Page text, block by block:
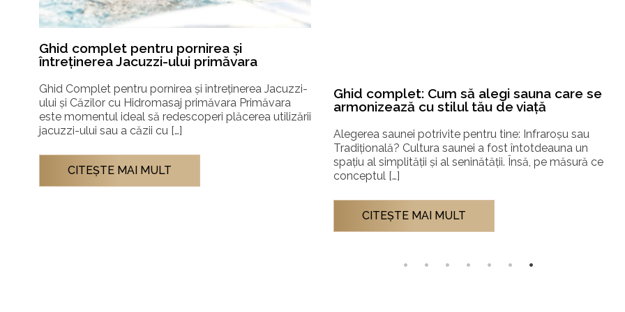
Ghid complet: Cum să alegi sauna care se
armonizează cu stilul tău de viață
Alegerea saunei potrivite pentru tine: Infraroșu sau
conceptul […]
Auroom® QUU – eleganță nordică și
tehnologie de top la Sauna Fest 2025,
Sauna de lux Auroom® QUU, vedeta Hidrostyle la
Sauna Fest 2025, Therme București Peste 40.000 de
vizitatori din 10 țări au participat la Sauna Fest […]
CITEŞTE MAI MULT